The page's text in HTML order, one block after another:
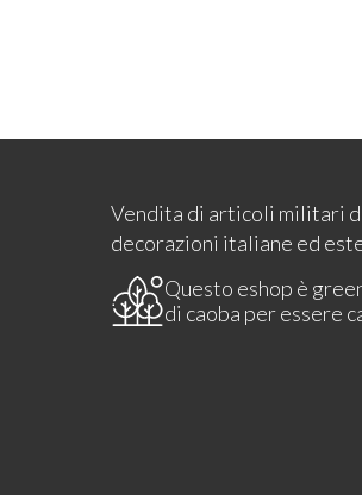
Vendita di articoli militari
decorazioni italiane ed
Questo eshop è
di caoba per essere